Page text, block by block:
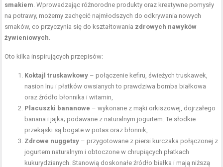
smakiem . Wprowadzając różnorodne produkty oraz kreatywne pomysły
na potrawy, możemy zachęcić najmłodszych do odkrywania nowych
smaków, co przyczynia się do kształtowania zdrowych nawyków
żywieniowych
Oto kilka inspirujących przepisów:
Koktajl truskawkowy – połączenie kefiru, świeżych truskawek,
nasion lnu i płatków owsianych to prawdziwa bomba białkowa
oraz źródło błonnika i witamin,
Placuszki bananowe – wykonane z mąki orkiszowej, dojrzałego
banana i jajka; podawane z naturalnym jogurtem. Te słodkie
przekąski są bogate w potas oraz błonnik,
Zdrowe nuggetsy – przygotowane z piersi kurczaka połączonej z
jogurtem naturalnym i obtoczone w chrupiących płatkach
kukurydzianych. Stanowią doskonałe źródło białka i mają niższą